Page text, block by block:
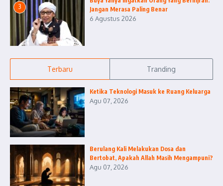
3
Jangan Merasa Paling Benar
6 Agustus 2026
Terbaru Tranding
Ketika Teknologi Masuk ke Ruang Keluarga
Agu 07, 2026
Berulang Kali Melakukan Dosa dan
Bertobat, Apakah Allah Masih Mengampuni?
Agu 07, 2026